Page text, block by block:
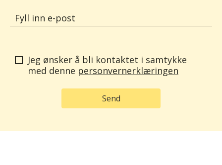
Fyll inn e-post
Jeg ønsker å bli kontaktet i samtykke
med denne personvernerklæringen
Send